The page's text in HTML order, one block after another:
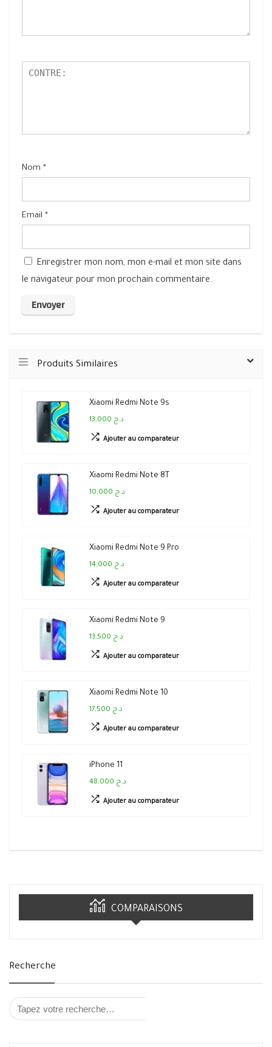
Nom *
Email *
Enregistrer mon nom, mon e-mail et mon site dans
le navigateur pour mon prochain commentaire.
Produits Similaires
Xiaomi Redmi Note 9s
13,000 د.ج
Ajouter au comparateur
Xiaomi Redmi Note 8T
10,000 د.ج
Ajouter au comparateur
Xiaomi Redmi Note 9 Pro
14,000 د.ج
Ajouter au comparateur
Xiaomi Redmi Note 9
13,500 د.ج
Ajouter au comparateur
Xiaomi Redmi Note 10
17,500 د.ج
Ajouter au comparateur
iPhone 11
48,000 د.ج
Ajouter au comparateur
COMPARAISONS
Recherche